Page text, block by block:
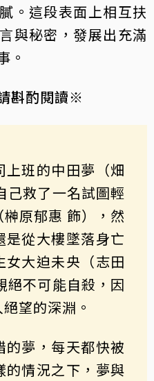
。這段表面上相互扶
與秘密，發展出充滿
。
斟酌閱讀※
上班的中田夢（畑
己救了一名試圖輕
原郁惠 飾），然
是從大樓墜落身亡
女大迫未央（志田
絕不可能自殺，因
望的深淵。
夢，每天都快被
的情況之下，夢與